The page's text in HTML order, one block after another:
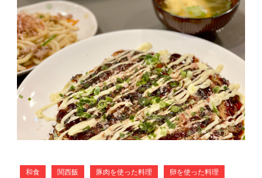
和食 関西飯 豚肉を使った料理 卵を使った料理